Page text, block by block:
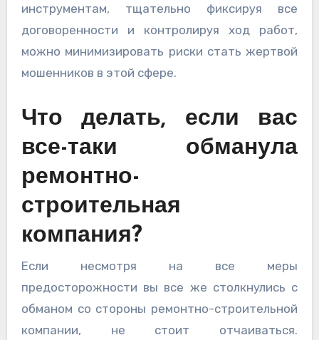
инструментам, тщательно фиксируя все
договоренности и контролируя ход работ,
можно минимизировать риски стать жертвой
мошенников в этой сфере.
Что делать, если вас
все-таки обманула
ремонтно-
строительная
компания?
Если несмотря на все меры
предосторожности вы все же столкнулись с
обманом со стороны ремонтно-строительной
компании, не стоит отчаиваться.